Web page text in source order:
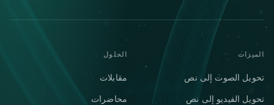
الميزات
تحويل الصوت إلى نص
تحويل الفيديو إلى نص
الحلول
مقابلات
محاضرات